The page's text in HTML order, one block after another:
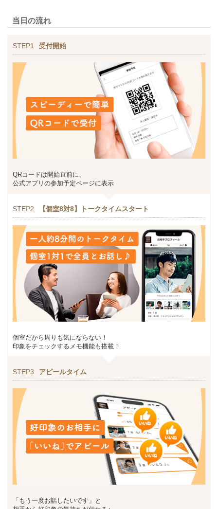
当日の流れ
STEP1 受付開始
QRコードは開始直前に、
公式アプリの参加予定ページに表示
STEP2 【個室8対8】トークタイムスタート
個室だから周りも気にならない！
印象をチェックするメモ機能も搭載！
STEP3 アピールタイム
「もう一度お話したいです」と